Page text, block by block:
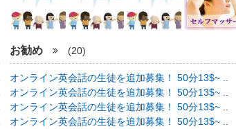
お勧め (20)
オンライン英会話の生徒を追加募集！ 50分13$~ ..
オンライン英会話の生徒を追加募集！ 50分13$~ ..
オンライン英会話の生徒を追加募集！ 50分13$~ ..
オンライン英会話の生徒を追加募集！ 50分13$~ ..